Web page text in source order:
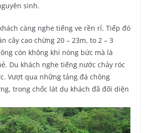
sinh.
càng nghe tiếng ve rền rỉ. Tiếp đó
cây cao chừng 20 – 23m, to 2 – 3
còn không khí nóng bức mà là
Du khách nghe tiếng nước chảy róc
Vượt qua những tảng đá chông
trong chốc lát du khách đã đối diện